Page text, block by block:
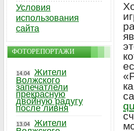
Условия
использования
сайта
ФОТОРЕПОРТАЖИ
14.04
Жители
Волжского
запечатлели
прекрасную
двойную радугу
после ливня
13.04
Жители